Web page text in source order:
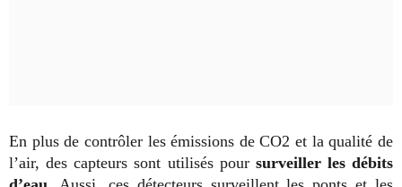
En plus de contrôler les émissions de CO2 et la qualité de
l’air, des capteurs sont utilisés pour surveiller les débits